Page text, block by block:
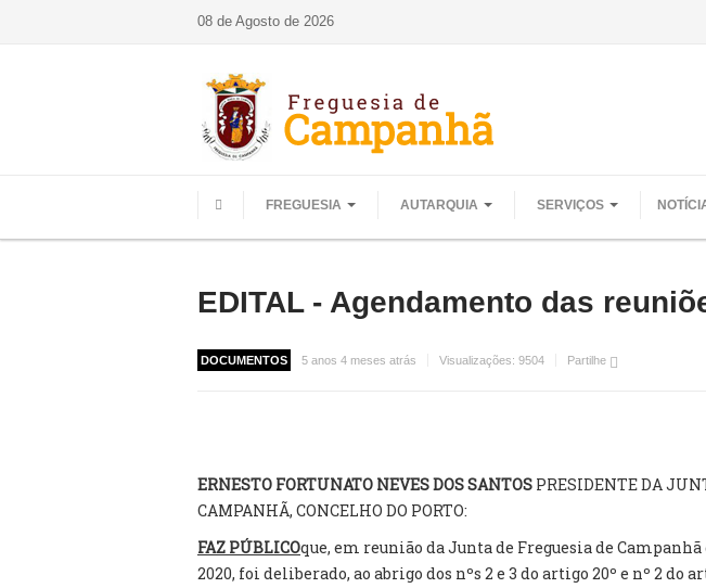
08 de Agosto de 2026
FREGUESIA AUTARQUIA SERVIÇOS
EDITAL - Agendamento das
DOCUMENTOS 5 anos 4 meses atrás Visualizações: 9504 Partilhe
ERNESTO FORTUNATO NEVES DOS SANTOS PRESIDENTE DA
CAMPANHÃ, CONCELHO DO PORTO:
FAZ PÚBLICOque, em reunião da Junta de Freguesia de Campanhã
2020, foi deliberado, ao abrigo dos nºs 2 e 3 do artigo 20º e nº 2 do